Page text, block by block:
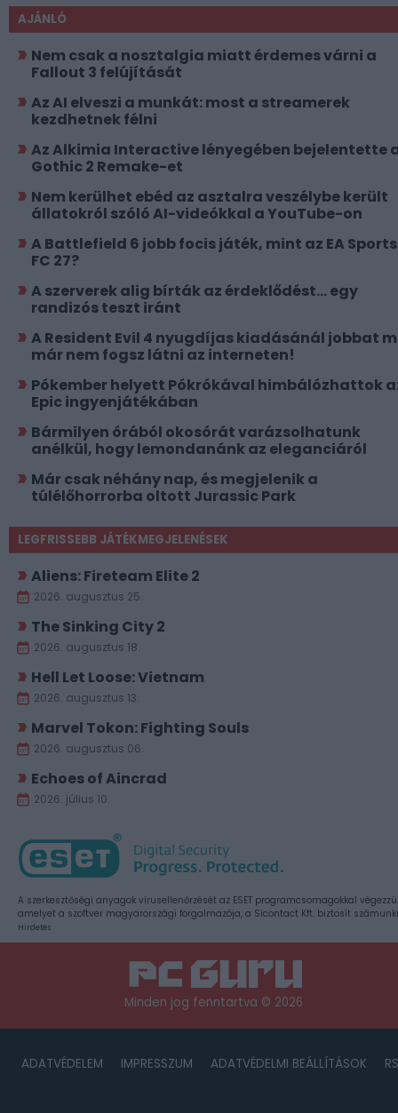
AJÁNLÓ
Nem csak a nosztalgia miatt érdemes várni a
Fallout 3 felújítását
Az AI elveszi a munkát: most a streamerek
kezdhetnek félni
Az Alkimia Interactive lényegében bejelentette
Gothic 2 Remake-et
Nem kerülhet ebéd az asztalra veszélybe került
állatokról szóló AI-videókkal a YouTube-on
A Battlefield 6 jobb focis játék, mint az EA Sports
FC 27?
A szerverek alig bírták az érdeklődést... egy
randizós teszt iránt
A Resident Evil 4 nyugdíjas kiadásánál jobbat
már nem fogsz látni az interneten!
Pókember helyett Pókrókával himbálózhattok
Epic ingyenjátékában
Bármilyen órából okosórát varázsolhatunk
anélkül, hogy lemondanánk az eleganciáról
Már csak néhány nap, és megjelenik a
túlélőhorrorba oltott Jurassic Park
LEGFRISSEBB JÁTÉKMEGJELENÉSEK
Aliens: Fireteam Elite 2
2026. augusztus 25.
The Sinking City 2
2026. augusztus 18.
Hell Let Loose: Vietnam
2026. augusztus 13.
Marvel Tokon: Fighting Souls
2026. augusztus 06.
Echoes of Aincrad
2026. július 10.
A szerkesztőségi anyagok vírusellenőrzését az ESET programcsomagokkal
amelyet a szoftver magyarországi forgalmazója, a Sicontact Kft. biztosít
Hirdetés
Minden jog fenntartva © 2026
ADATVÉDELEM IMPRESSZUM ADATVÉDELMI BEÁLLÍTÁSOK